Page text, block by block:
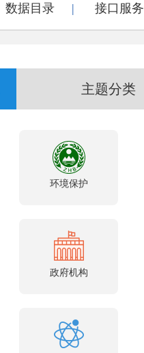
数据目录 | 接口服务
主题分类
环境保护
政府机构